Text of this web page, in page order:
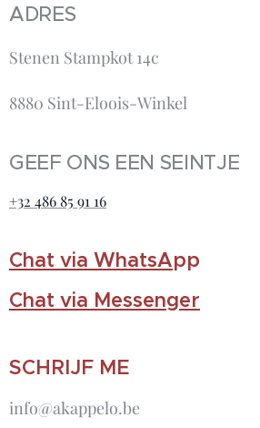
ADRES
Stenen Stampkot 14c
8880 Sint-Eloois-Winkel
GEEF ONS EEN SEINTJE
+32 486 85 91 16
Chat via WhatsApp
Chat via Messenger
SCHRIJF ME
info@akappelo.be